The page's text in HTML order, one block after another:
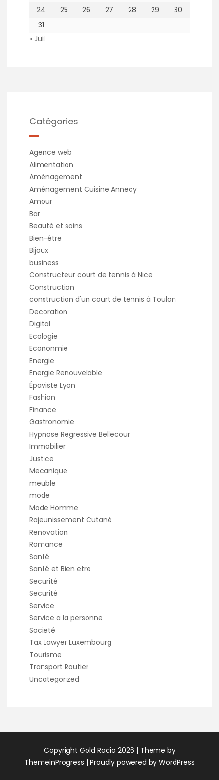
24
25 26 27 28 29
30
31
« Juil
Catégories
Agence web
Alimentation
Aménagement
Aménagement Cuisine Annecy
Amour
Bar
Beauté et soins
Bien-être
Bijoux
business
Constructeur court de tennis à Nice
Construction
construction d'un court de tennis à Toulon
Decoration
Digital
Ecologie
Econonmie
Energie
Energie Renouvelable
Épaviste Lyon
Fashion
Finance
Gastronomie
Hypnose Regressive Bellecour
Immobilier
Justice
Mecanique
meuble
mode
Mode Homme
Rajeunissement Cutané
Renovation
Romance
Santé
Santé et Bien etre
Securité
Securité
Service
Service a la personne
Societé
Tax Lawyer Luxembourg
Tourisme
Transport Routier
Uncategorized
Copyright Gold Radio 2026 | Theme by
ThemeinProgress | Proudly powered by WordPress